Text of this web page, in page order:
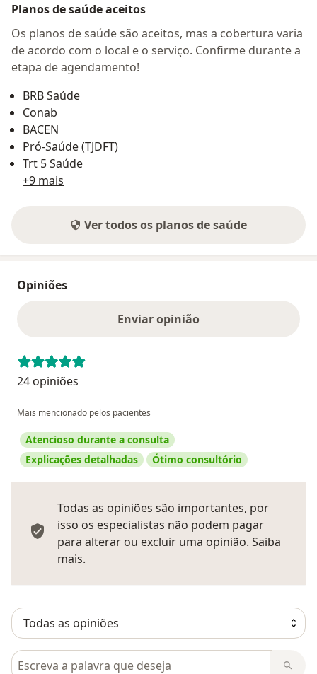
Planos de saúde aceitos
Os planos de saúde são aceitos, mas a cobertura varia
de acordo com o local e o serviço. Confirme durante a
etapa de agendamento!
BRB Saúde
Conab
BACEN
Pró-Saúde (TJDFT)
Trt 5 Saúde
+9 mais
Ver todos os planos de saúde
Opiniões
Enviar opinião
24 opiniões
Mais mencionado pelos pacientes
Atencioso durante a consulta
Explicações detalhadas
Ótimo consultório
Todas as opiniões são importantes, por
isso os especialistas não podem pagar
para alterar ou excluir uma opinião. Saiba
mais.
Pesquisar em opiniões